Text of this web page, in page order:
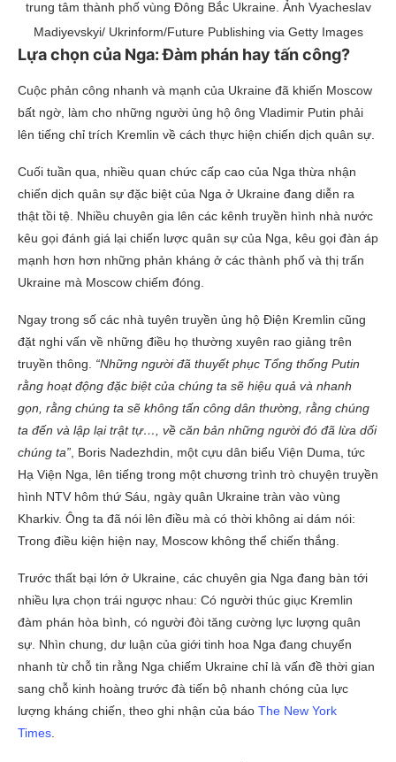
trung tâm thành phố vùng Đông Bắc Ukraine. Ảnh Vyacheslav
Madiyevskyi/ Ukrinform/Future Publishing via Getty Images
Lựa chọn của Nga: Đàm phán hay tấn công?
Cuộc phản công nhanh và mạnh của Ukraine đã khiến Moscow
bất ngờ, làm cho những người ủng hộ ông Vladimir Putin phải
lên tiếng chỉ trích Kremlin về cách thực hiện chiến dịch quân sự.
Cuối tuần qua, nhiều quan chức cấp cao của Nga thừa nhận
chiến dịch quân sự đặc biệt của Nga ở Ukraine đang diễn ra
thật tồi tệ. Nhiều chuyên gia lên các kênh truyền hình nhà nước
kêu gọi đánh giá lại chiến lược quân sự của Nga, kêu gọi đàn áp
mạnh hơn hơn những phản kháng ​​ở các thành phố và thị trấn
Ukraine mà Moscow chiếm đóng.
Ngay trong số các nhà tuyên truyền ủng hộ Điện Kremlin cũng
đặt nghi vấn về những điều họ thường xuyên rao giảng trên
truyền thông. “Những người đã thuyết phục Tổng thống Putin
rằng hoạt động đặc biệt của chúng ta sẽ hiệu quả và nhanh
gọn, rằng chúng ta sẽ không tấn công dân thường, rằng chúng
ta đến và lập lại trật tự…, về căn bản những người đó đã lừa dối
chúng ta” , Boris Nadezhdin, một cựu dân biểu Viện Duma, tức
Hạ Viện Nga, lên tiếng trong một chương trình trò chuyện truyền
hình NTV hôm thứ Sáu, ngày quân Ukraine tràn vào vùng
Kharkiv. Ông ta đã nói lên điều mà có thời không ai dám nói:
Trong điều kiện hiện nay, Moscow không thể chiến thắng.
Trước thất bại lớn ở Ukraine, các chuyên gia Nga đang bàn tới
nhiều lựa chọn trái ngược nhau: Có người thúc giục Kremlin
đàm phán hòa bình, có người đòi tăng cường lực lượng quân
sự. Nhìn chung, dư luận của giới tinh hoa Nga đang chuyển
nhanh từ chỗ tin rằng Nga chiếm Ukraine chỉ là vấn đề thời gian
sang chỗ kinh hoàng trước đà tiến bộ nhanh chóng của lực
lượng kháng chiến, theo ghi nhận của báo The New York
Times